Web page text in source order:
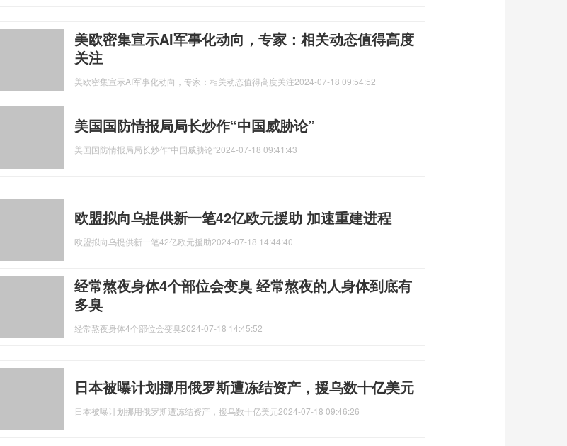
美欧密集宣示AI军事化动向，专家：相关动态值得高度
关注
美欧密集宣示AI军事化动向，专家：相关动态值得高度关注2024-07-18 09:54:52
美国国防情报局局长炒作“中国威胁论”
美国国防情报局局长炒作“中国威胁论”2024-07-18 09:41:43
欧盟拟向乌提供新一笔42亿欧元援助 加速重建进程
欧盟拟向乌提供新一笔42亿欧元援助2024-07-18 14:44:40
经常熬夜身体4个部位会变臭 经常熬夜的人身体到底有
多臭
经常熬夜身体4个部位会变臭2024-07-18 14:45:52
日本被曝计划挪用俄罗斯遭冻结资产，援乌数十亿美元
日本被曝计划挪用俄罗斯遭冻结资产，援乌数十亿美元2024-07-18 09:46:26